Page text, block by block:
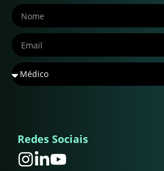
Redes Sociais